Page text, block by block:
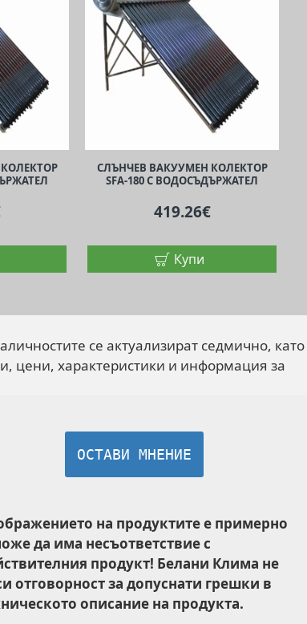
СЛЪНЧЕВ ВАКУУМЕН КОЛЕКТОР
SFA-180 С ВОДОСЪДЪРЖАТЕЛ
419.26€
Купи
се актуализират седмично, като
цени, характеристики и информация за
ОСТАВИ МНЕНИЕ
на продуктите е примерно
да има несъответствие с
продукт! Белани Клима не
отговорност за допуснати грешки в
описание на продукта.